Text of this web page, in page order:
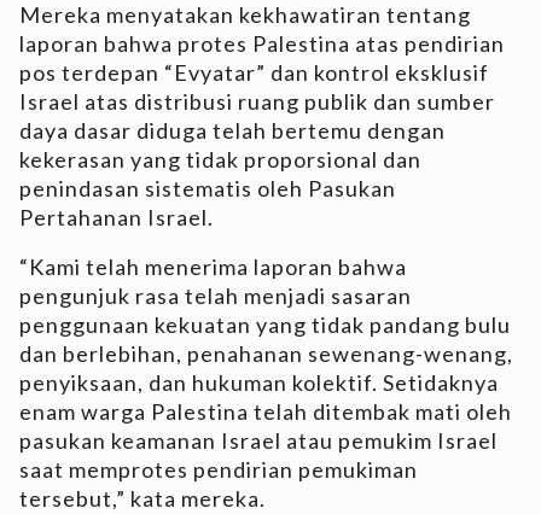
Mereka menyatakan kekhawatiran tentang
laporan bahwa protes Palestina atas pendirian
pos terdepan “Evyatar” dan kontrol eksklusif
Israel atas distribusi ruang publik dan sumber
daya dasar diduga telah bertemu dengan
kekerasan yang tidak proporsional dan
penindasan sistematis oleh Pasukan
Pertahanan Israel.
“Kami telah menerima laporan bahwa
pengunjuk rasa telah menjadi sasaran
penggunaan kekuatan yang tidak pandang bulu
dan berlebihan, penahanan sewenang-wenang,
penyiksaan, dan hukuman kolektif. Setidaknya
enam warga Palestina telah ditembak mati oleh
pasukan keamanan Israel atau pemukim Israel
saat memprotes pendirian pemukiman
tersebut,” kata mereka.